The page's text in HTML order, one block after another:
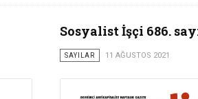
Sosyalist İşçi 686.
SAYILAR 11 AĞUSTOS 2021